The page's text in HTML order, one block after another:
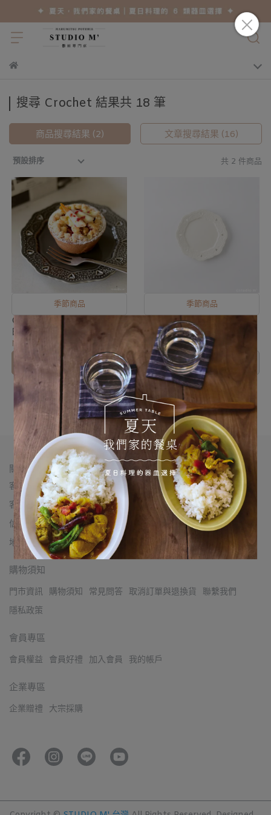
搜尋 Crochet 結果共 18 筆
商品搜尋結果 (2) 文章搜尋結果 (16)
預設排序 共 2 件商品
季節商品
Crochet壓紋圓盤190 灰/
白/綠
NT$800
加入購物車
季節商品
Crochet壓紋圓盤150 綠/
白/灰
NT$510
已售完
關於我們
客服專線： 02-2555-6969
客服時間：每日12:00-20:00
信箱：chifeng28@thexiaoqi.com
地址：台北市大同區赤峰街28-3號（近雙連站一號出口）
購物須知
門市資訊 購物須知 常見問答 取消訂單與退換貨
聯繫我們
隱私政策
會員專區
會員權益 會員好禮 加入會員 我的帳戶
企業專區
企業贈禮 大宗採購